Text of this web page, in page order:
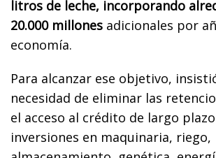
litros de leche, incorporando
20.000 millones adicionales por
economía.
Para alcanzar ese objetivo,
necesidad de eliminar las
el acceso al crédito de largo
inversiones en maquinaria, riego,